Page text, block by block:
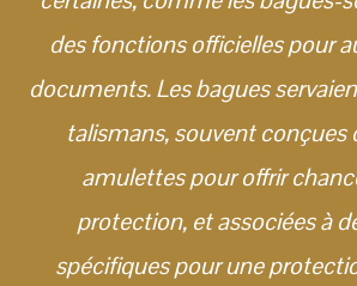
des fonctions officielles pour
documents. Les bagues
talismans, souvent conçues
amulettes pour offrir
protection, et associées à
spécifiques pour une